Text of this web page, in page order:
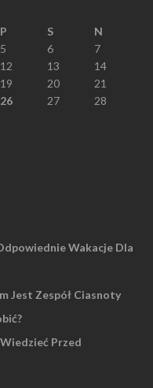
P S
N
5 6
7
12 13
14
19 20
21
26 27
28
Wakacje Dla
Jest Zespół Ciasnoty
Przed